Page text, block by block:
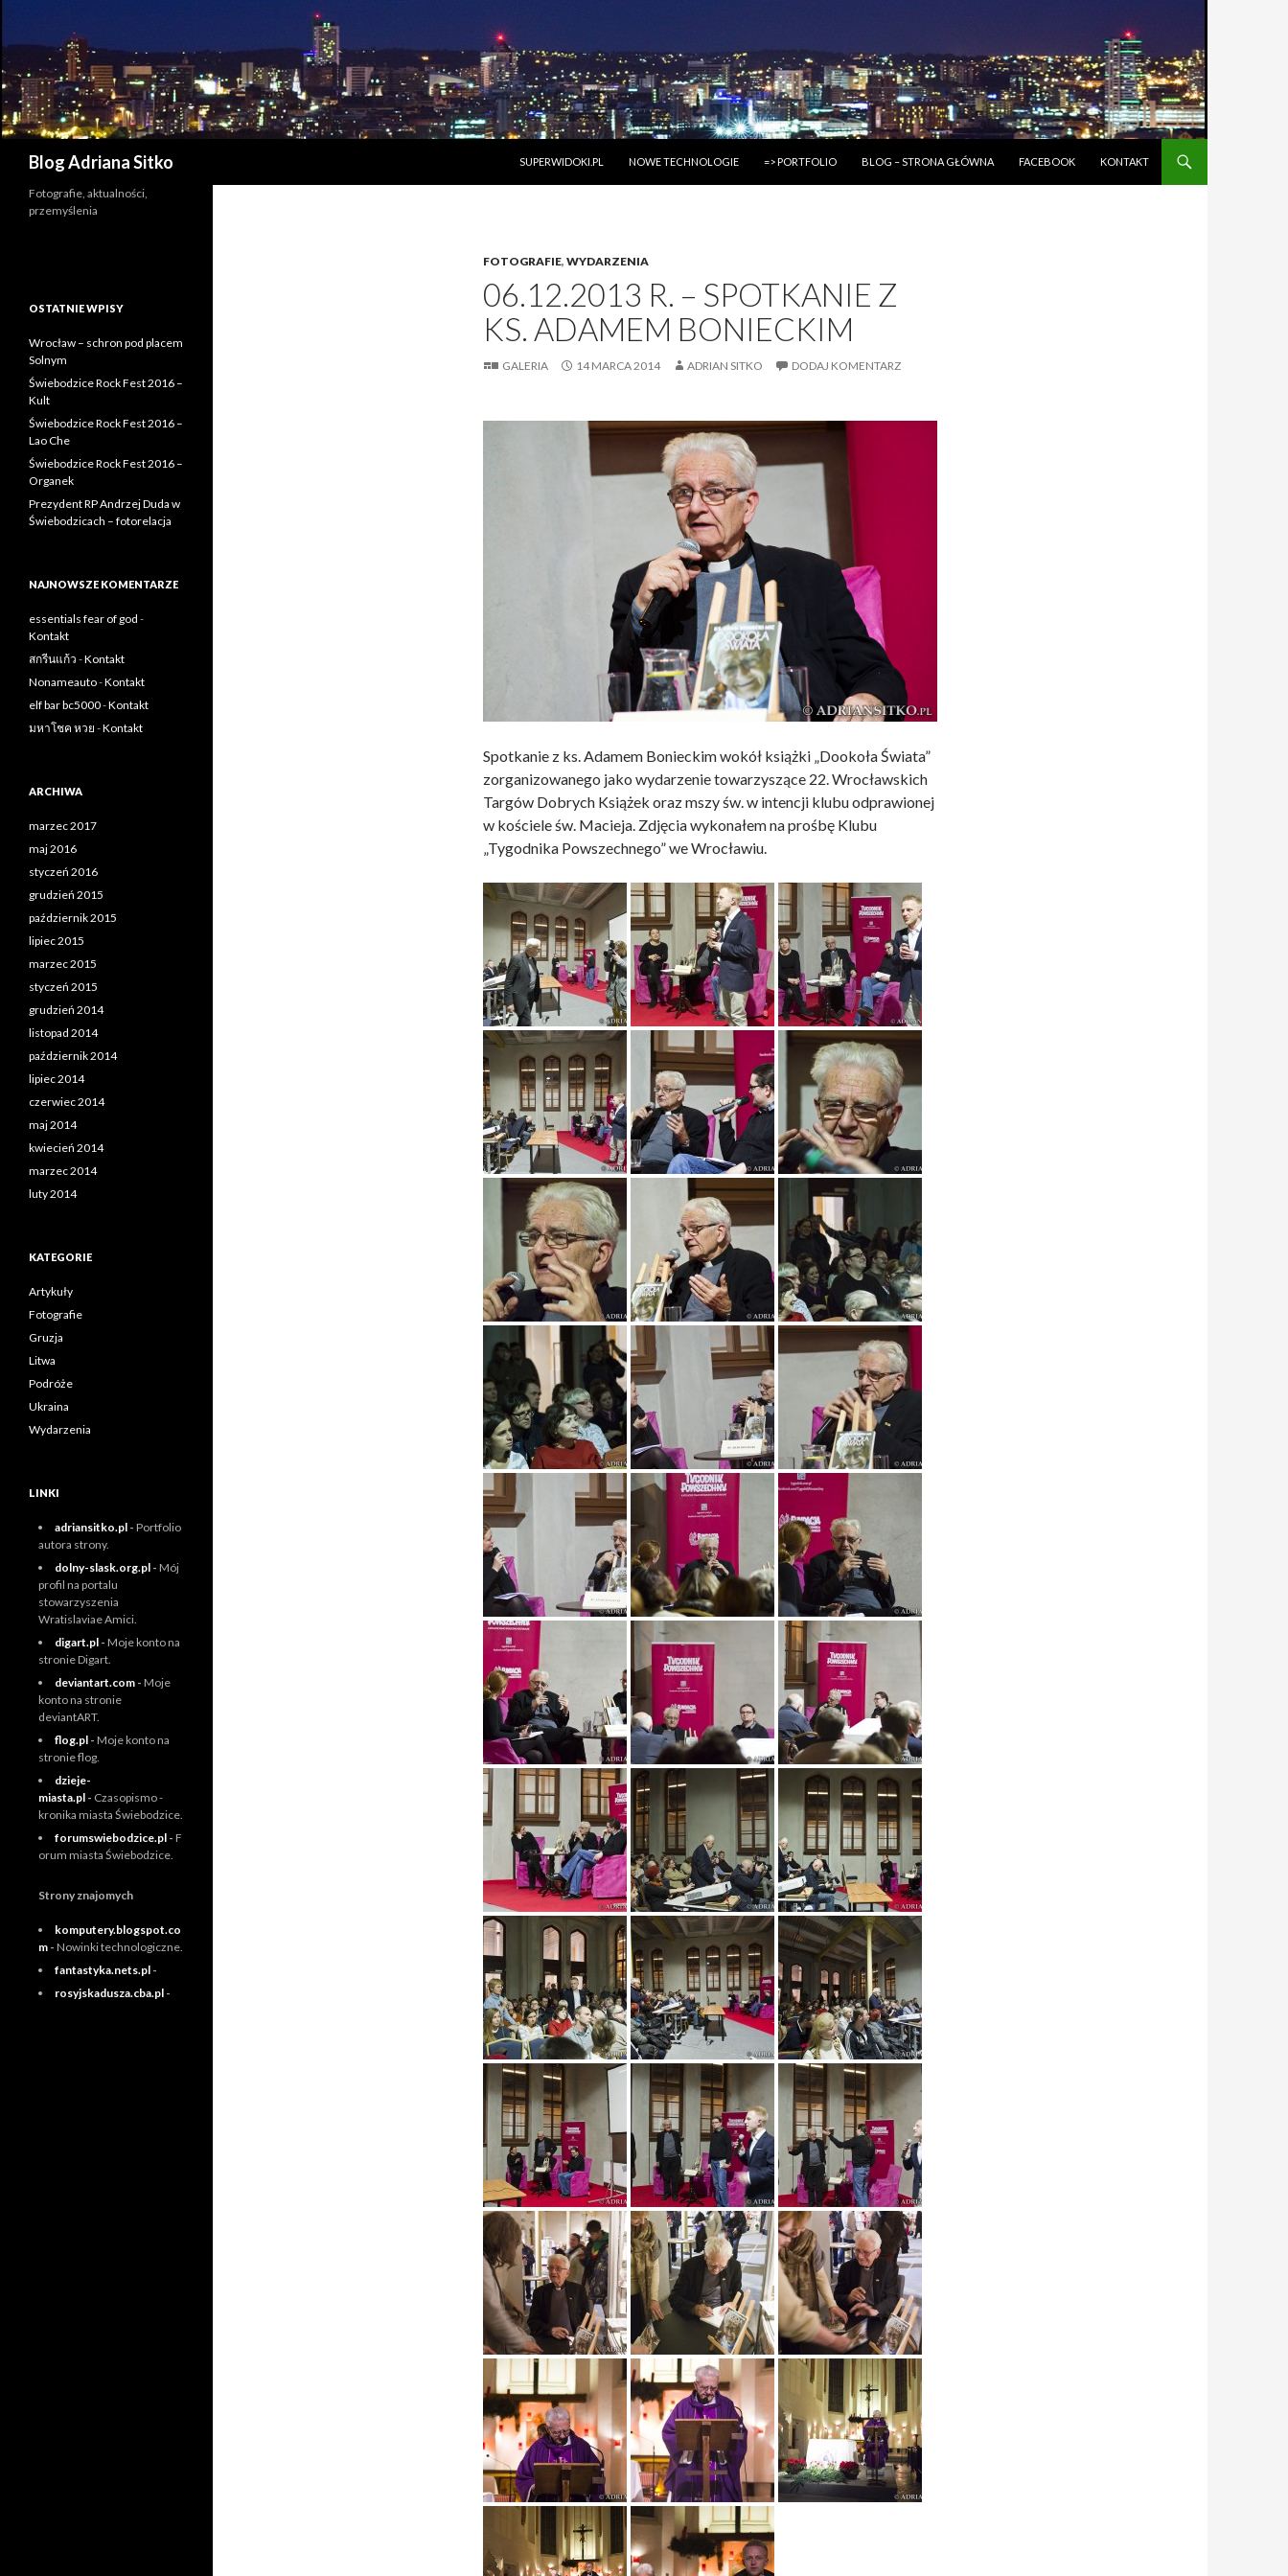
Blog Adriana Sitko
SUPERWIDOKI.PL
NOWE TECHNOLOGIE => PORTFOLIO BLOG – STRONA GŁÓWNA FACEBOOK KONTAKT
FOTOGRAFIE, WYDARZENIA
06.12.2013 R. – SPOTKANIE Z
KS. ADAMEM BONIECKIM
GALERIA 14 MARCA 2014 ADRIAN SITKO DODAJ KOMENTARZ
Spotkanie z ks. Adamem Bonieckim wokół książki „Dookoła Świata”
zorganizowanego jako wydarzenie towarzyszące 22. Wrocławskich
Targów Dobrych Książek oraz mszy św. w intencji klubu odprawionej
w kościele św. Macieja. Zdjęcia wykonałem na prośbę Klubu
„Tygodnika Powszechnego” we Wrocławiu.
Fotografie, aktualności,
przemyślenia
OSTATNIE WPISY
Wrocław – schron pod placem
Solnym
Świebodzice Rock Fest 2016 –
Kult
Świebodzice Rock Fest 2016 –
Lao Che
Świebodzice Rock Fest 2016 –
Organek
Prezydent RP Andrzej Duda w
Świebodzicach – fotorelacja
NAJNOWSZE KOMENTARZE
essentials fear of god -
Kontakt
สกรีนแก้ว -Kontakt
Nonameauto-Kontakt
elf bar bc5000-Kontakt
มหาโชค หวย -Kontakt
ARCHIWA
marzec 2017
maj 2016
styczeń 2016
grudzień 2015
październik 2015
lipiec 2015
marzec 2015
styczeń 2015
grudzień 2014
listopad 2014
październik 2014
lipiec 2014
czerwiec 2014
maj 2014
kwiecień 2014
marzec 2014
luty 2014
KATEGORIE
Artykuły
Fotografie
Gruzja
Litwa
Podróże
Ukraina
Wydarzenia
LINKI
adriansitko.pl - Portfolio
autora strony.
dolny-slask.org.pl - Mój
profil na portalu
stowarzyszenia
Wratislaviae Amici.
digart.pl - Moje konto na
stronie Digart.
deviantart.com - Moje
konto na stronie
deviantART.
flog.pl - Moje konto na
stronie flog.
dzieje-
miasta.pl - Czasopismo -
kronika miasta Świebodzice.
forumswiebodzice.pl - F
orum miasta Świebodzice.
Strony znajomych
komputery.blogspot.co
m - Nowinki technologiczne.
fantastyka.nets.pl -
rosyjskadusza.cba.pl -